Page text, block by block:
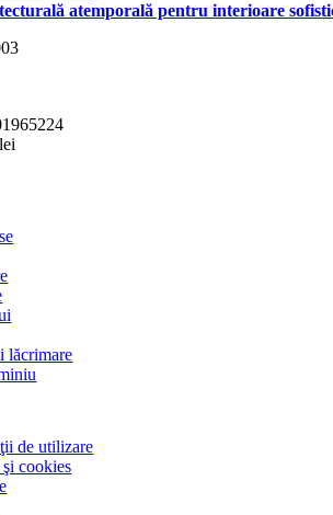
atemporală pentru interioare
lăcrimare
de utilizare
cookies